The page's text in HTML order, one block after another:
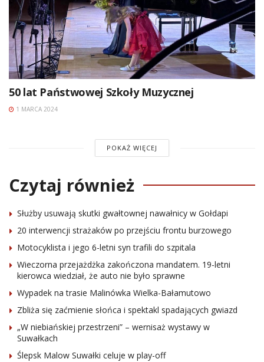
50 lat Państwowej Szkoły Muzycznej
1 MARCA 2024
POKAŻ WIĘCEJ
Czytaj również
Służby usuwają skutki gwałtownej nawałnicy w Gołdapi
20 interwencji strażaków po przejściu frontu burzowego
Motocyklista i jego 6-letni syn trafili do szpitala
Wieczorna przejażdżka zakończona mandatem. 19-letni
kierowca wiedział, że auto nie było sprawne
Wypadek na trasie Malinówka Wielka-Bałamutowo
Zbliża się zaćmienie słońca i spektakl spadających gwiazd
„W niebiańskiej przestrzeni” – wernisaż wystawy w
Suwałkach
Ślepsk Malow Suwałki celuje w play-off